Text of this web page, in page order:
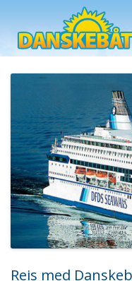
Reis med